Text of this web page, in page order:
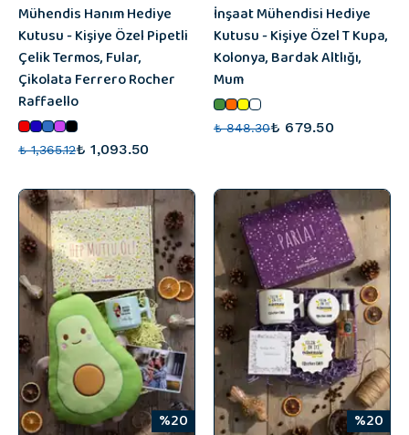
Mühendis Hanım Hediye
Kutusu - Kişiye Özel Pipetli
Çelik Termos, Fular,
Çikolata Ferrero Rocher
Raffaello
₺ 1,365.12₺ 1,093.50
İnşaat Mühendisi Hediye
Kutusu - Kişiye Özel T Kupa,
Kolonya, Bardak Altlığı,
Mum
₺ 848.30₺ 679.50
%20 %20